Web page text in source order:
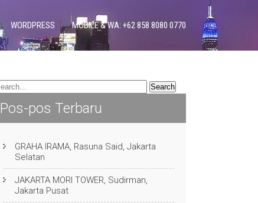
WORDPRESS MOBILE & WA: +62 858 8080 0770
Pos-pos Terbaru
GRAHA IRAMA, Rasuna Said, Jakarta
Selatan
JAKARTA MORI TOWER, Sudirman,
Jakarta Pusat